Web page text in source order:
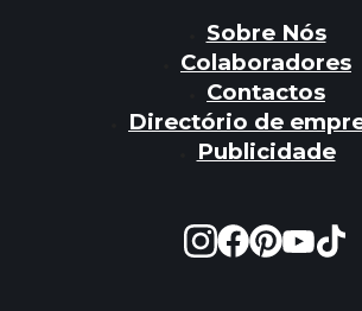
Sobre Nós
Colaboradores
Contactos
Directório de
Publicidade